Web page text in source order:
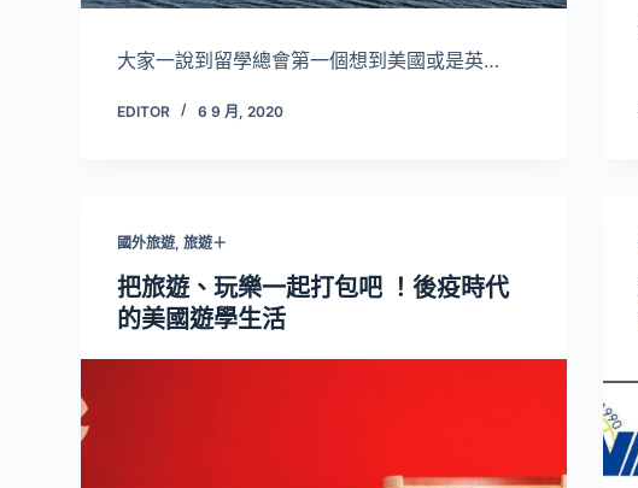
大家一說到留學總會第一個想到美國或是英…
EDITOR 6 9 月, 2020
國外旅遊,旅遊＋
把旅遊、玩樂一起打包吧 ！後疫時代
的美國遊學生活